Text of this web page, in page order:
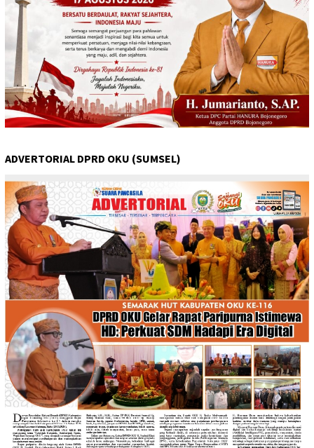
ADVERTORIAL DPRD OKU (SUMSEL)